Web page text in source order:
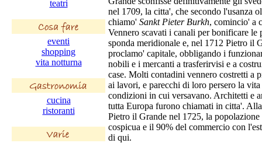
teatri
eventi
shopping
vita notturna
cucina
ristoranti
nel 1709, la citta', che secondo l'usanza
chiamo' Sankt Pieter Burkh, comincio' a
Vennero scavati i canali per bonificare le
sponda meridionale e, nel 1712 Pietro il
proclamo' capitale, obbligando i
nobili e i mercanti a trasferirvisi e a
case. Molti contadini vennero costretti a
ai lavori, e parecchi di loro persero la
condizioni in cui versavano. Architetti e
tutta Europa furono chiamati in citta'.
Pietro il Grande nel 1725, la popolazione
cospicua e il 90% del commercio con
di qui.